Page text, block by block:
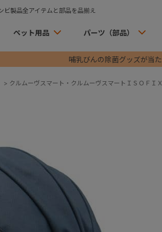
製品全アイテムと部品を品揃え
ペット用品 パーツ（部品）
哺乳びんの除菌グッズが当
> クルムーヴスマート・クルムーヴスマートＩＳＯＦＩＸ